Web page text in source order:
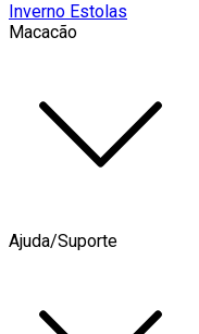
Inverno Estolas
Macacão
Ajuda/Suporte